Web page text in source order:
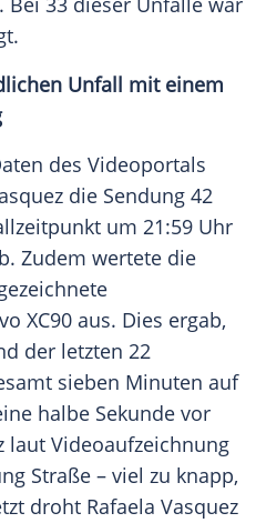
Unfall mit einem
des Videoportals
die Sendung 42
um 21:59 Uhr
Zudem wertete die
XC90 aus. Dies ergab,
der letzten 22
sieben Minuten auf
halbe Sekunde vor
laut Videoaufzeichnung
Straße – viel zu knapp,
droht Rafaela Vasquez